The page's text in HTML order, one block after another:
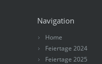
Navigation
Home
Feiertage 2024
Feiertage 2025